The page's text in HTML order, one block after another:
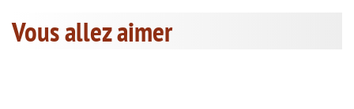
Vous allez aimer